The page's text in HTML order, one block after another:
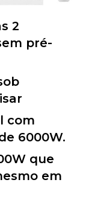
2
pré-
com
6000W.
que
em